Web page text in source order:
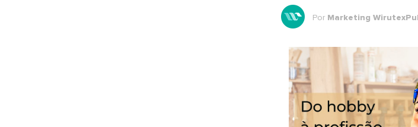
Por Marketing Wirutex